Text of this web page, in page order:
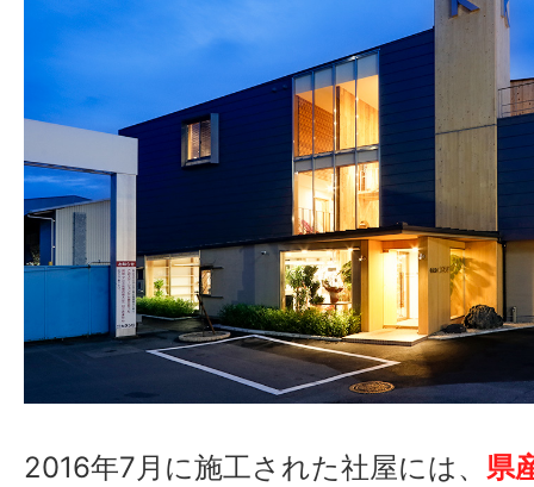
2016年7月に施工された社屋には、 県